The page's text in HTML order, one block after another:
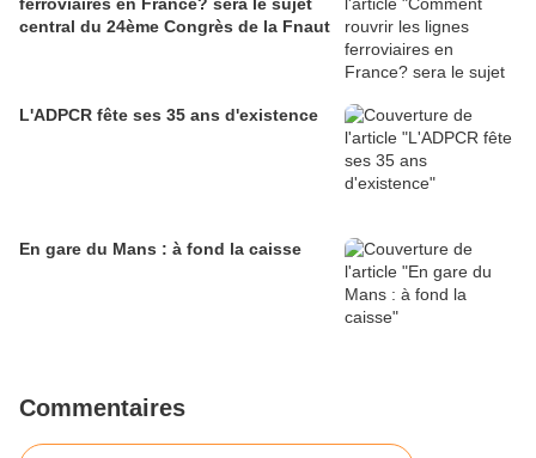
central du 24ème Congrès de la Fnaut
L'ADPCR fête ses 35 ans d'existence
En gare du Mans : à fond la caisse
Commentaires